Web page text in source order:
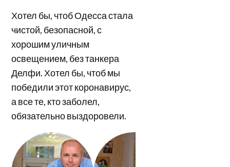
Хотел бы, чтоб Одесса стала
чистой, безопасной, с
хорошим уличным
освещением, без танкера
Делфи. Хотел бы, чтоб мы
победили этот коронавирус,
а все те, кто заболел,
обязательно выздоровели.